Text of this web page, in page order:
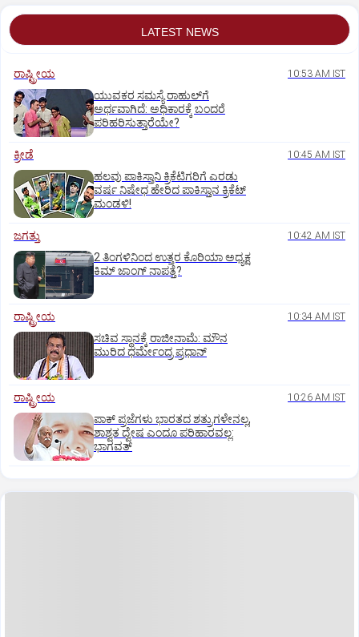
LATEST NEWS
ರಾಷ್ಟ್ರೀಯ 10:53 AM IST
ಯುವಕರ ಸಮಸ್ಯೆ ರಾಹುಲ್‌ಗೆ
ಅರ್ಥವಾಗಿದೆ: ಅಧಿಕಾರಕ್ಕೆ ಬಂದರೆ
ಪರಿಹರಿಸುತ್ತಾರೆಯೇ?
ಕ್ರೀಡೆ 10:45 AM IST
ಹಲವು ಪಾಕಿಸ್ತಾನಿ ಕ್ರಿಕೆಟಿಗರಿಗೆ ಎರಡು
ವರ್ಷ ನಿಷೇಧ ಹೇರಿದ ಪಾಕಿಸ್ತಾನ ಕ್ರಿಕೆಟ್‌
ಮಂಡಳಿ!
ಜಗತ್ತು 10:42 AM IST
2 ತಿಂಗಳಿನಿಂದ ಉತ್ತರ ಕೊರಿಯಾ ಅಧ್ಯಕ್ಷ
ಕಿಮ್‌ ಜಾಂಗ್‌ ನಾಪತ್ತೆ?
ರಾಷ್ಟ್ರೀಯ 10:34 AM IST
ಸಚಿವ ಸ್ಥಾನಕ್ಕೆ ರಾಜೀನಾಮೆ: ಮೌನ
ಮುರಿದ ಧರ್ಮೇಂದ್ರ ಪ್ರಧಾನ್
ರಾಷ್ಟ್ರೀಯ 10:26 AM IST
ಪಾಕ್‌ ಪ್ರಜೆಗಳು ಭಾರತದ ಶತ್ರುಗಳೇನಲ್ಲ,
ಶಾಶ್ವತ ದ್ವೇಷ ಎಂದೂ ಪರಿಹಾರವಲ್ಲ:
ಭಾಗವತ್‌